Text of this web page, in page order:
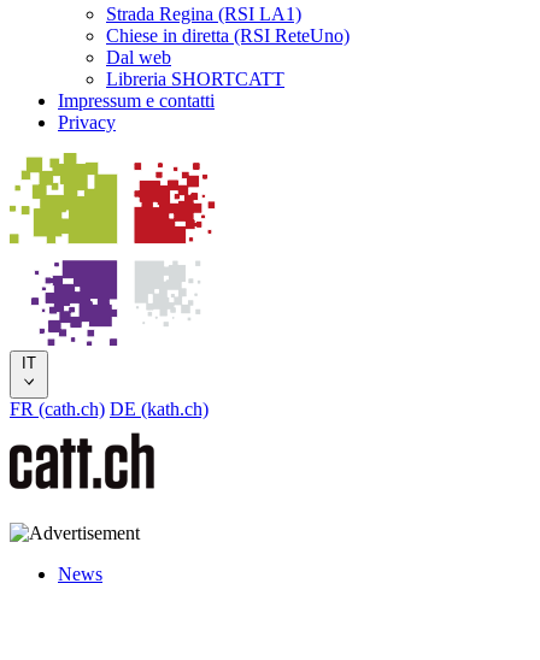
Strada Regina (RSI LA1)
Chiese in diretta (RSI ReteUno)
Dal web
Libreria SHORTCATT
Impressum e contatti
Privacy
IT
FR (cath.ch) DE (kath.ch)
News